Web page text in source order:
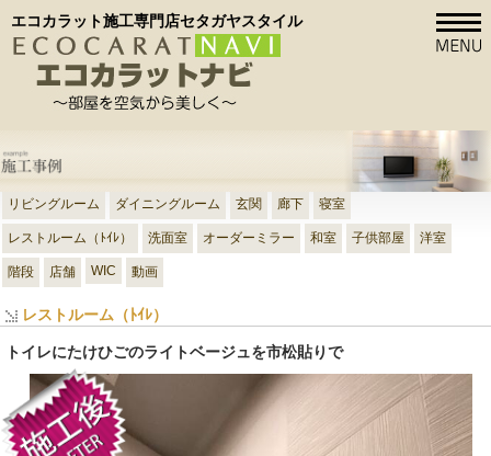
エコカラット施工専門店セタガヤスタイル
リビングルーム ダイニングルーム 玄関 廊下 寝室
レストルーム（ﾄｲﾚ） 洗面室 オーダーミラー 和室 子供部屋 洋室
階段 店舗 WIC 動画
レストルーム（ﾄｲﾚ）
トイレにたけひごのライトベージュを市松貼りで